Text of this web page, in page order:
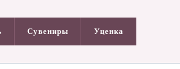
Сувениры Уценка